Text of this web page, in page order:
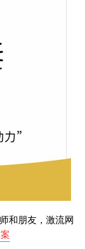
和朋友，激流网